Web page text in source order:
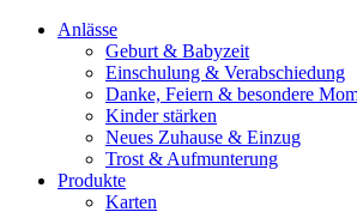
Anlässe
Geburt & Babyzeit
Einschulung & Verabschiedung
Danke, Feiern & besondere
Kinder stärken
Neues Zuhause & Einzug
Trost & Aufmunterung
Produkte
Karten